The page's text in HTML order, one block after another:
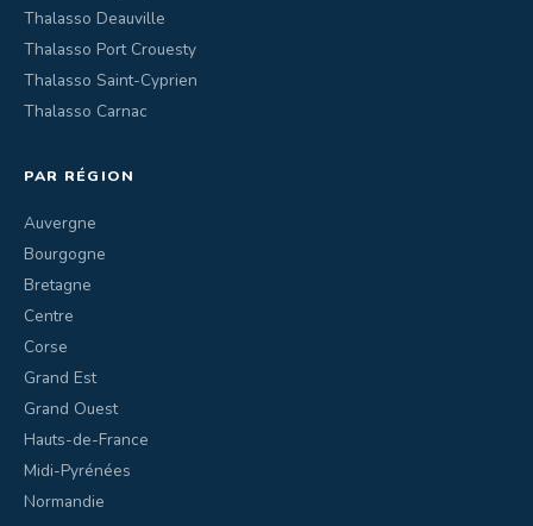
Thalasso Deauville
Thalasso Port Crouesty
Thalasso Saint-Cyprien
Thalasso Carnac
PAR RÉGION
Auvergne
Bourgogne
Bretagne
Centre
Corse
Grand Est
Grand Ouest
Hauts-de-France
Midi-Pyrénées
Normandie